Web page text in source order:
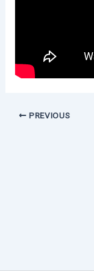
PREVIOUS